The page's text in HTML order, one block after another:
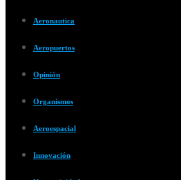
Aeronautica
Aeropuertos
Opinión
Organismos
Aeroespacial
Innovación